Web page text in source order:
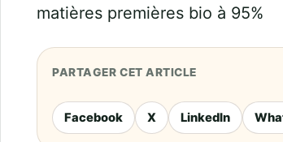
matières premières bio à 95%
PARTAGER CET ARTICLE
Facebook X LinkedIn